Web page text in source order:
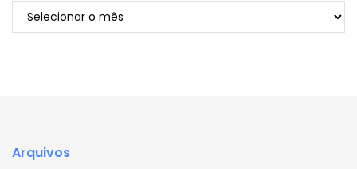
Arquivos
Arquivos